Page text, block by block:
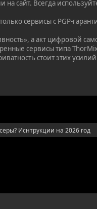
сайт. Всегда
сервисы с PGP-
а акт цифровой
сервисы типа
стоит этих
Иснтрукции на 2026 год